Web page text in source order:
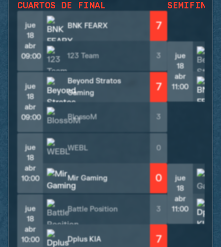
CUARTOS DE FINAL
jue
18
abr
09:00
BNK FEARX 7
123 Team 3
jue
18
abr
09:00
Beyond Stratos
Gaming
7
BlossoM 3
jue
18
abr
10:00
WEBL 0
Mir Gaming 0
jue
18
abr
10:00
Battle Position 3
Dplus KIA 7
SEMIFINAL
jue
18
abr
11:00
jue
18
abr
11:00